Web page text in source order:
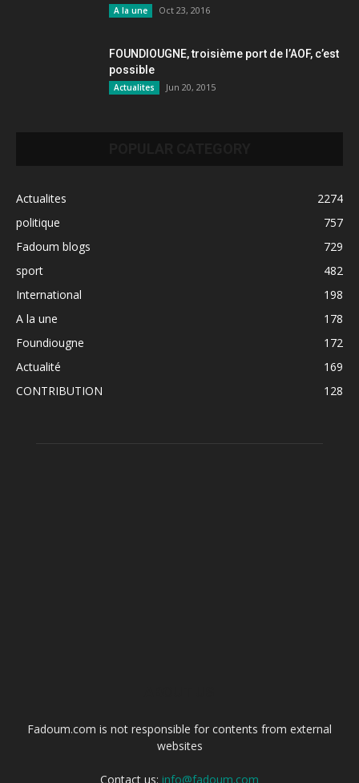
A la une Oct 23, 2016
FOUNDIOUGNE, troisième port de l’AOF, c’est
possible
Actualites Jun 20, 2015
Actualites
2274
politique
757
Fadoum blogs
729
sport
482
International
198
A la une
178
Foundiougne
172
Actualité
169
CONTRIBUTION
128
Fadoum.com is not responsible for contents from external
websites
Contact us: info@fadoum.com